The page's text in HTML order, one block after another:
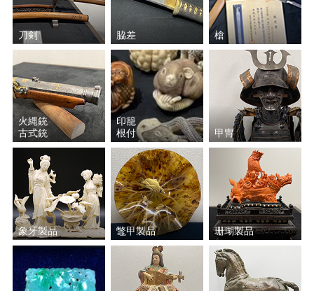
刀剣 脇差 槍
火縄銃
古式銃
印籠
根付
甲冑
象牙製品 鼈甲製品 珊瑚製品